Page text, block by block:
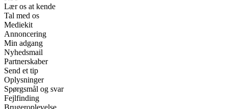
Lær os at kende
Tal med os
Mediekit
Annoncering
Min adgang
Nyhedsmail
Partnerskaber
Send et tip
Oplysninger
Spørgsmål og svar
Fejlfinding
Brugeroplevelse